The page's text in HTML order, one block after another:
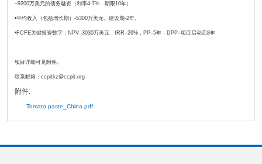
−9200万美元的债务融资（利率4-7%，期限10年）
•平均收入（包括增长期）-5300万美元。建设期-2年。
•FCFE关键投资数字：NPV–3030万美元，IRR–26%，PP–5年，DPP–项目启动后8年
项目详细可见附件。
联系邮箱：ccpitkz@ccpit.org
附件:
Tomato paste_China.pdf